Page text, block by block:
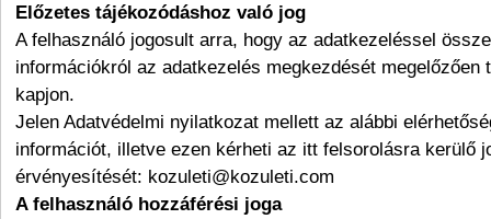
Előzetes tájékozódáshoz való jog
A felhasználó jogosult arra, hogy az adatkezeléssel
információkról az adatkezelés megkezdését megelőzően
kapjon.
Jelen Adatvédelmi nyilatkozat mellett az alábbi
információt, illetve ezen kérheti az itt felsorolásra kerülő
érvényesítését: kozuleti@kozuleti.com
A felhasználó hozzáférési joga